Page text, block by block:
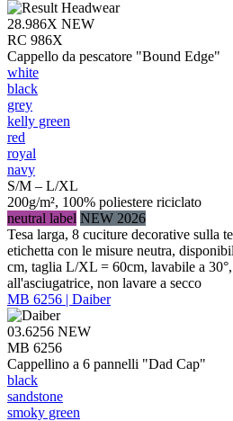
28.986X NEW
RC 986X
Cappello da pescatore "Bound Edge"
white
black
grey
kelly green
red
royal
navy
S/M – L/XL
200g/m², 100% poliestere riciclato
neutral label NEW 2026
Tesa larga, 8 cuciture decorative sulla
etichetta con le misure neutra,
cm, taglia L/XL = 60cm, lavabile a
all'asciugatrice, non lavare a secco
MB 6256 | Daiber
03.6256 NEW
MB 6256
Cappellino a 6 pannelli "Dad Cap"
black
sandstone
smoky green